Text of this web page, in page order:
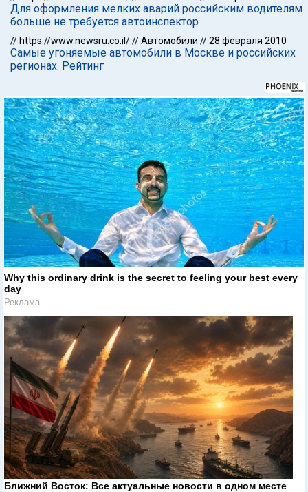
Для оформления мелких аварий российским водителям
больше не требуется автоинспектор
// https://www.newsru.co.il///Автомобили //28 февраля 2010
Самые угоняемые автомобили в Москве и российских
регионах. Рейтинг
Why this ordinary drink is the secret to feeling your best every
day
Реклама
Ближний Восток: Все актуальные новости в одном месте